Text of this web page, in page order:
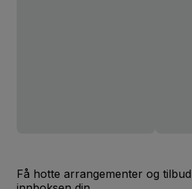
Få hotte arrangementer og